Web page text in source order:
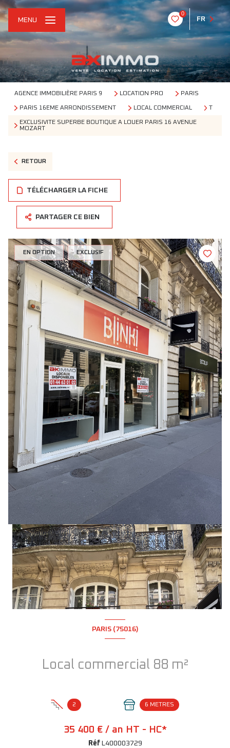
0
FR
MENU
AGENCE IMMOBILIÈRE PARIS 9 LOCATION PRO PARIS
PARIS 16EME ARRONDISSEMENT LOCAL COMMERCIAL T
EXCLUSIVITE SUPERBE BOUTIQUE A LOUER PARIS 16 AVENUE
MOZART
RETOUR
TÉLÉCHARGER LA FICHE
PARTAGER CE BIEN
EN OPTION EXCLUSIF
PARIS (75016)
Local commercial 88 m²
2 6 METRES
35 400 € / an HT - HC*
Réf L400003729